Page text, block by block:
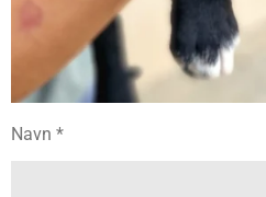
Navn *